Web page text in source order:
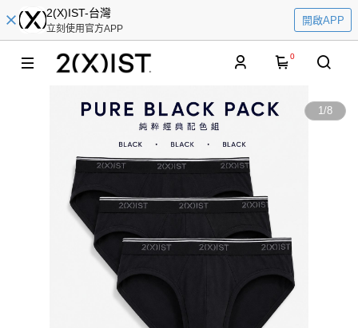
2(X)IST-台灣
立刻使用官方APP
開啟APP
0
1/8